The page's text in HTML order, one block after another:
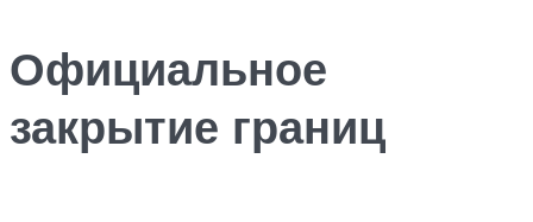
Официальное
закрытие границ